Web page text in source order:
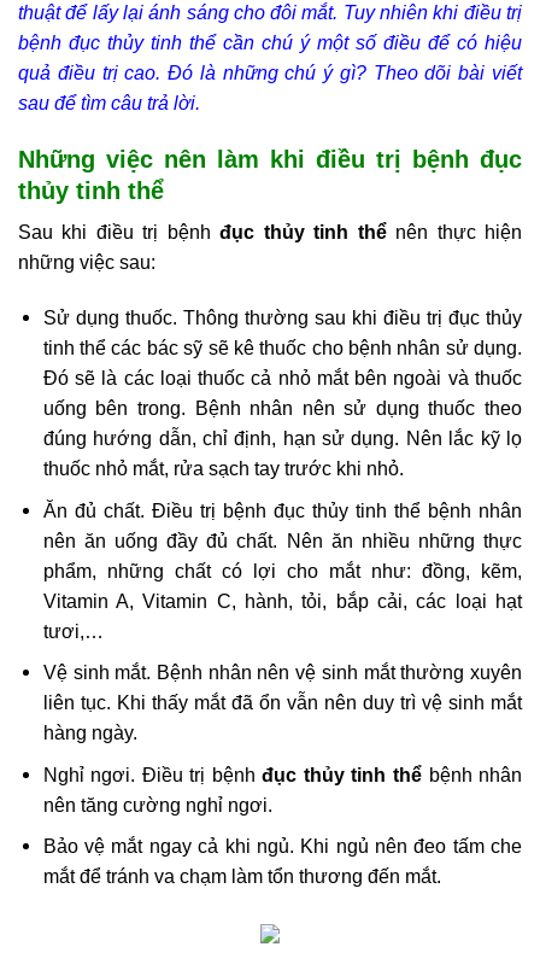
thuật để lấy lại ánh sáng cho đôi mắt. Tuy nhiên khi điều trị
bệnh đục thủy tinh thể cần chú ý một số điều để có hiệu
quả điều trị cao. Đó là những chú ý gì? Theo dõi bài viết
sau để tìm câu trả lời.
Những việc nên làm khi điều trị bệnh đục
thủy tinh thể
Sau khi điều trị bệnhđục thủy tinh thể nên thực hiện
những việc sau:
Sử dụng thuốc. Thông thường sau khi điều trị đục thủy
tinh thể các bác sỹ sẽ kê thuốc cho bệnh nhân sử dụng.
Đó sẽ là các loại thuốc cả nhỏ mắt bên ngoài và thuốc
uống bên trong. Bệnh nhân nên sử dụng thuốc theo
đúng hướng dẫn, chỉ định, hạn sử dụng. Nên lắc kỹ lọ
thuốc nhỏ mắt, rửa sạch tay trước khi nhỏ.
Ăn đủ chất. Điều trị bệnh đục thủy tinh thể bệnh nhân
nên ăn uống đầy đủ chất. Nên ăn nhiều những thực
phẩm, những chất có lợi cho mắt như: đồng, kẽm,
Vitamin A, Vitamin C, hành, tỏi, bắp cải, các loại hạt
tươi,…
Vệ sinh mắt. Bệnh nhân nên vệ sinh mắt thường xuyên
liên tục. Khi thấy mắt đã ổn vẫn nên duy trì vệ sinh mắt
hàng ngày.
Nghỉ ngơi. Điều trị bệnhđục thủy tinh thể bệnh nhân
nên tăng cường nghỉ ngơi.
Bảo vệ mắt ngay cả khi ngủ. Khi ngủ nên đeo tấm che
mắt để tránh va chạm làm tổn thương đến mắt.